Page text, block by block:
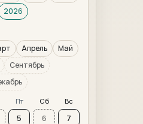
2026
Апрель
Май
Сентябрь
Пт Сб Вс
5 6
7